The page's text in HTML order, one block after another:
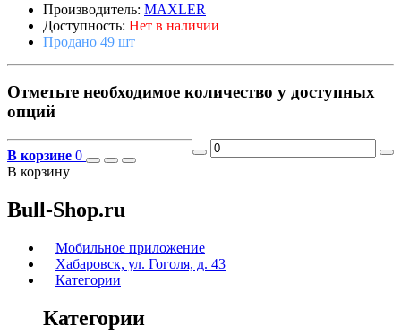
Производитель: MAXLER
Доступность: Нет в наличии
Продано 49 шт
Отметьте необходимое количество у доступных
опций
В корзине 0
В корзину
Bull-Shop.ru
Мобильное приложение
Хабаровск, ул. Гоголя, д. 43
Категории
Категории